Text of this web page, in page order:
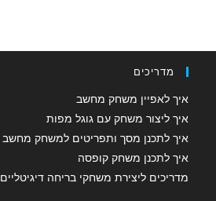
מדריכים
איך לאפיין משחק מחשב
איך ליצור משחק עם גוגל מפות
איך לתכנן מסך ותפריטים למשחק מחשב
איך לתכנן משחק קופסה
מדריכים ליצירת משחקי בריחה דיגיטליים